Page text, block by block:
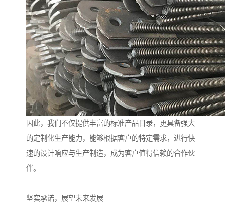
因此，我们不仅提供丰富的标准产品目录，更具备强大
的定制化生产能力，能够根据客户的特定需求，进行快
速的设计响应与生产制造，成为客户值得信赖的合作伙
伴。
坚实承诺，展望未来发展